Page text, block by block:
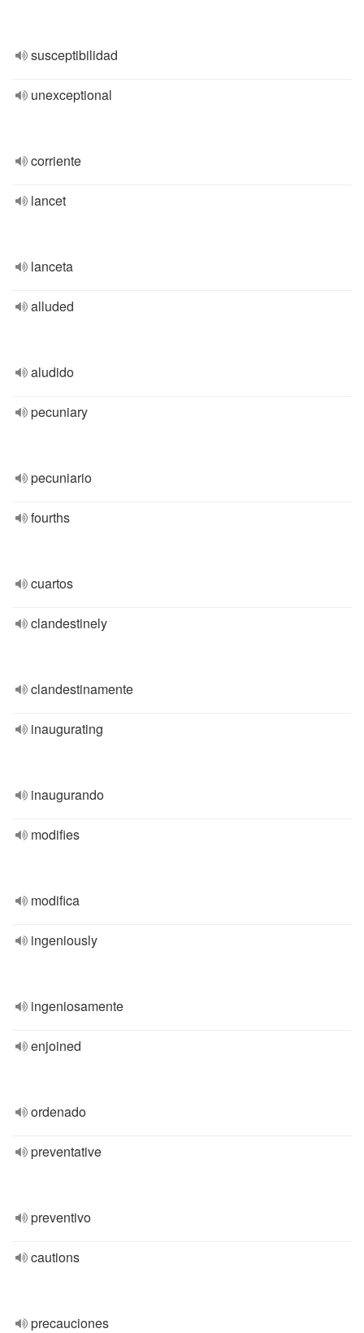
susceptibilidad
unexceptional
corriente
lancet
lanceta
alluded
aludido
pecuniary
pecuniario
fourths
cuartos
clandestinely
clandestinamente
inaugurating
inaugurando
modifies
modifica
ingeniously
ingeniosamente
enjoined
ordenado
preventative
preventivo
cautions
precauciones